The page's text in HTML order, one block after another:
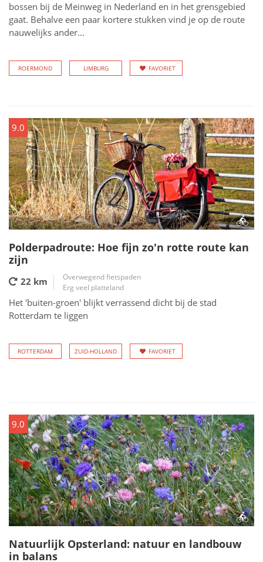
bossen bij de Meinweg in Nederland en in het grensgebied
gaat. Behalve een paar kortere stukken vind je op de route
nauwelijks ander...
ROERMOND LIMBURG FAVORIET
9.0
Polderpadroute: Hoe fijn zo'n rotte route kan
zijn
22 km
Overwegend fietspaden
Erg veel platteland
Het 'buiten-groen' blijkt verrassend dicht bij de stad
Rotterdam te liggen
ROTTERDAM ZUID-HOLLAND FAVORIET
9.0
Natuurlijk Opsterland: natuur en landbouw
in balans